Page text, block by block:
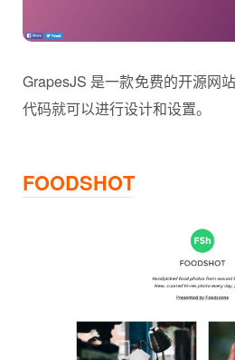
GrapesJS 是一款免费的开源网
代码就可以进行设计和设置。
FOODSHOT